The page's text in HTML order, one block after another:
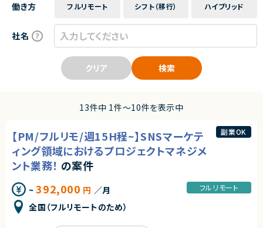
働き方 フルリモート シフト（移行） ハイブリッド
社名
クリア 検索
13件中 1件〜10件を表示中
【PM/フルリモ/週15H程~】SNSマーケテ
ィング領域におけるプロジェクトマネジメ
ント業務！ の案件
~392,000 円 ／月
全国（フルリモートのため）
フルリモート
副業OK